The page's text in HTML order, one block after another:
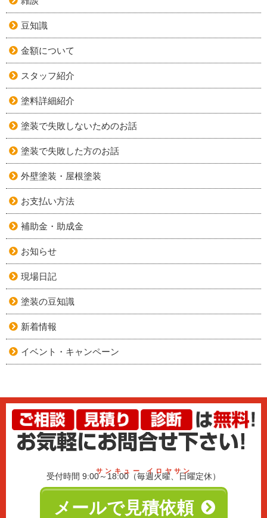
豆知識
金額について
スタッフ紹介
塗料詳細紹介
塗装で失敗しないためのお話
塗装で失敗した方のお話
外壁塗装・屋根塗装
お支払い方法
補助金・助成金
お知らせ
現場日記
塗装の豆知識
新着情報
イベント・キャンペーン
サンキュー イロヤサン
受付時間 9:00～18:00（毎週火曜、日曜定休）
メールで見積依頼